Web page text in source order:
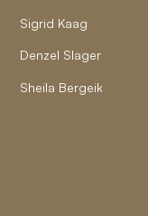
Sigrid Kaag
Denzel Slager
Sheila Bergeik